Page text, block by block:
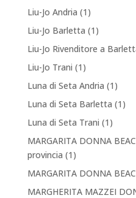
Liu-Jo Andria (1)
Liu-Jo Barletta (1)
Liu-Jo Rivenditore a
Liu-Jo Trani (1)
Luna di Seta Andria (1)
Luna di Seta Barletta (1)
Luna di Seta Trani (1)
MARGARITA DONNA
provincia (1)
MARGARITA DONNA
MARGHERITA MAZZEI